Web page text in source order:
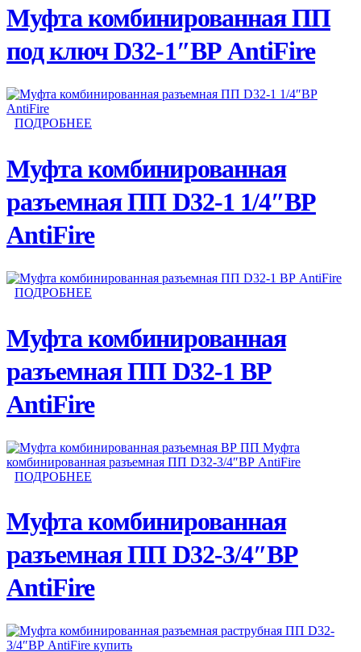
Муфта комбинированная ПП
под ключ D32-1″ВР AntiFire
ПОДРОБНЕЕ
Муфта комбинированная
разъемная ПП D32-1 1/4″ВР
AntiFire
ПОДРОБНЕЕ
Муфта комбинированная
разъемная ПП D32-1 ВР
AntiFire
ПОДРОБНЕЕ
Муфта комбинированная
разъемная ПП D32-3/4″ВР
AntiFire